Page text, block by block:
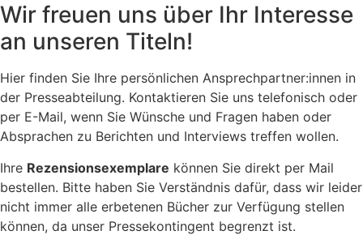
Wir freuen uns über Ihr Interesse
an unseren Titeln!
Hier finden Sie Ihre persönlichen Ansprechpartner:innen in
der Presseabteilung. Kontaktieren Sie uns telefonisch oder
per E-Mail, wenn Sie Wünsche und Fragen haben oder
Absprachen zu Berichten und Interviews treffen wollen.
Ihre Rezensionsexemplare können Sie direkt per Mail
bestellen. Bitte haben Sie Verständnis dafür, dass wir leider
nicht immer alle erbetenen Bücher zur Verfügung stellen
können, da unser Pressekontingent begrenzt ist.